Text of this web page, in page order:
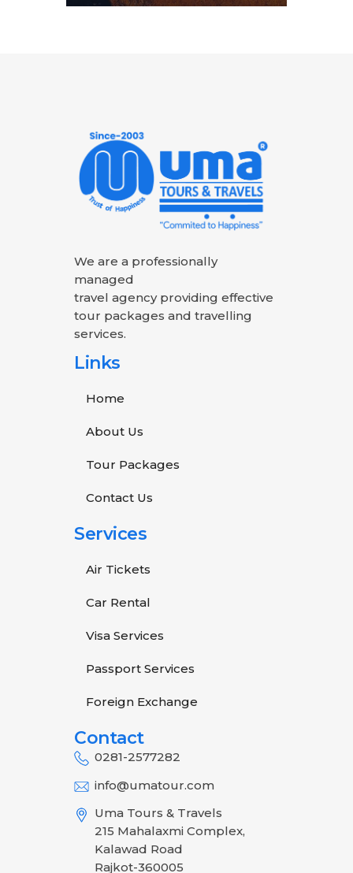
We are a professionally
managed
travel agency providing effective
tour packages and travelling
services.
Links
Home
About Us
Tour Packages
Contact Us
Services
Air Tickets
Car Rental
Visa Services
Passport Services
Foreign Exchange
Contact
0281-2577282
info@umatour.com
Uma Tours & Travels
215 Mahalaxmi Complex,
Kalawad Road
Rajkot-360005